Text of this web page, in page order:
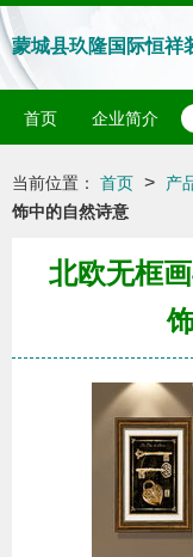
蒙城县玖隆国际恒祥
首页 企业简介
当前位置： 首页 > 产
饰中的自然诗意
北欧无框